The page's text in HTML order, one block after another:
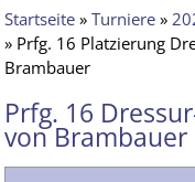
Startseite »Turniere »
» Prfg. 16 Platzierung
Brambauer
Prfg. 16
von Brambauer